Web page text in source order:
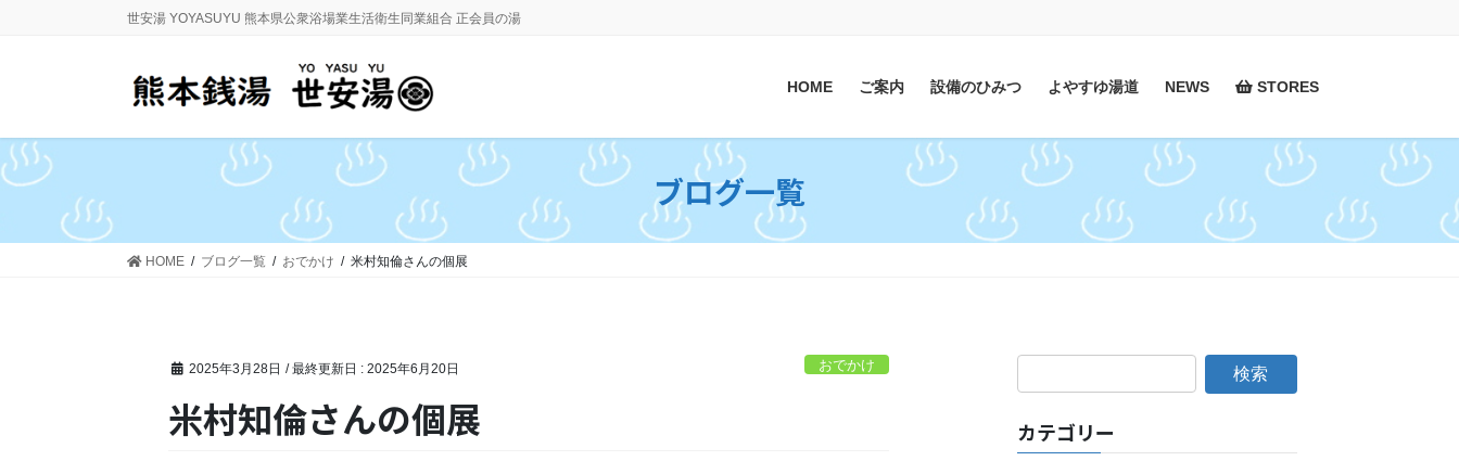
に
移
ョ
ン
動
世安湯 YOYASUYU 熊本県公衆浴場業生活衛生同業組合 正会員の湯
HOME ご案内 設備のひみつ よやすゆ湯道 NEWS STORES
ブログ一覧
HOME ブログ一覧 おでかけ 米村知倫さんの個展
2025年3月28日 / 最終更新日 :2025年6月20日 おでかけ
米村知倫さんの個展 カテゴリー